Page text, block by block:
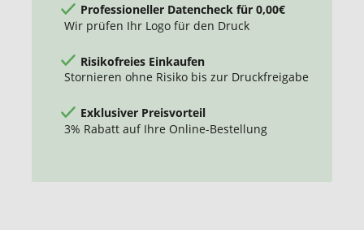
Professioneller Datencheck für 0,00€
Wir prüfen Ihr Logo für den Druck
Risikofreies Einkaufen
Stornieren ohne Risiko bis zur Druckfreigabe
Exklusiver Preisvorteil
3% Rabatt auf Ihre Online-Bestellung